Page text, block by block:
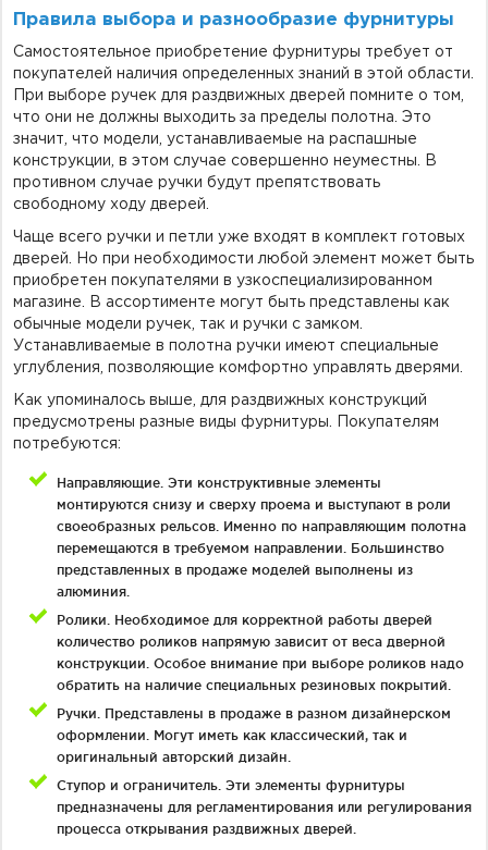
Правила выбора и разнообразие фурнитуры
Самостоятельное приобретение фурнитуры требует от
покупателей наличия определенных знаний в этой области.
При выборе ручек для раздвижных дверей помните о том,
что они не должны выходить за пределы полотна. Это
значит, что модели, устанавливаемые на распашные
конструкции, в этом случае совершенно неуместны. В
противном случае ручки будут препятствовать
свободному ходу дверей.
Чаще всего ручки и петли уже входят в комплект готовых
дверей. Но при необходимости любой элемент может быть
приобретен покупателями в узкоспециализированном
магазине. В ассортименте могут быть представлены как
обычные модели ручек, так и ручки с замком.
Устанавливаемые в полотна ручки имеют специальные
углубления, позволяющие комфортно управлять дверями.
Как упоминалось выше, для раздвижных конструкций
предусмотрены разные виды фурнитуры. Покупателям
потребуются:
Направляющие. Эти конструктивные элементы
монтируются снизу и сверху проема и выступают в роли
своеобразных рельсов. Именно по направляющим полотна
перемещаются в требуемом направлении. Большинство
представленных в продаже моделей выполнены из
алюминия.
Ролики. Необходимое для корректной работы дверей
количество роликов напрямую зависит от веса дверной
конструкции. Особое внимание при выборе роликов надо
обратить на наличие специальных резиновых покрытий.
Ручки. Представлены в продаже в разном дизайнерском
оформлении. Могут иметь как классический, так и
оригинальный авторский дизайн.
Ступор и ограничитель. Эти элементы фурнитуры
предназначены для регламентирования или регулирования
процесса открывания раздвижных дверей.